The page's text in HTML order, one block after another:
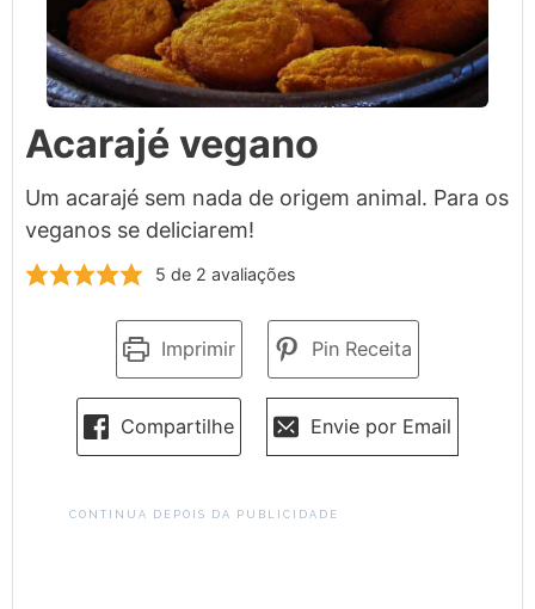
Acarajé vegano
Um acarajé sem nada de origem animal. Para os
veganos se deliciarem!
5 de 2 avaliações
Imprimir Pin Receita
Compartilhe Envie por Email
CONTINUA DEPOIS DA PUBLICIDADE